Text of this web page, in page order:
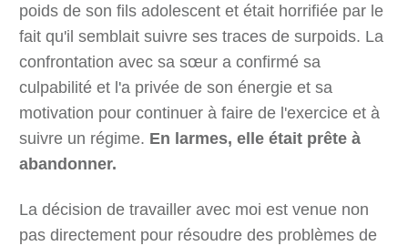
poids de son fils adolescent et était horrifiée par le
fait qu'il semblait suivre ses traces de surpoids. La
confrontation avec sa sœur a confirmé sa
culpabilité et l'a privée de son énergie et sa
motivation pour continuer à faire de l'exercice et à
suivre un régime. En larmes, elle était prête à
abandonner.
La décision de travailler avec moi est venue non
pas directement pour résoudre des problèmes de